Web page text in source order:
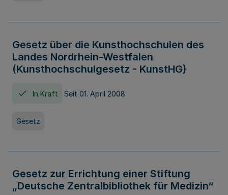
Gesetz über die Kunsthochschulen des
Landes Nordrhein-Westfalen
(Kunsthochschulgesetz - KunstHG)
In Kraft Seit 01. April 2008
Gesetz
Gesetz zur Errichtung einer Stiftung
„Deutsche Zentralbibliothek für Medizin“